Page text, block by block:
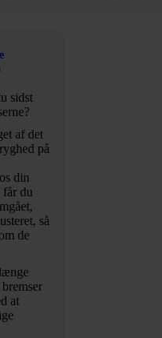
sidst
af det
på
din
får du
så
de
at